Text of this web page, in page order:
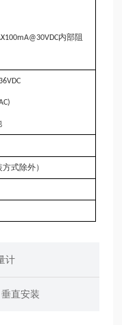
内部阻
方式除外）
计
直安装